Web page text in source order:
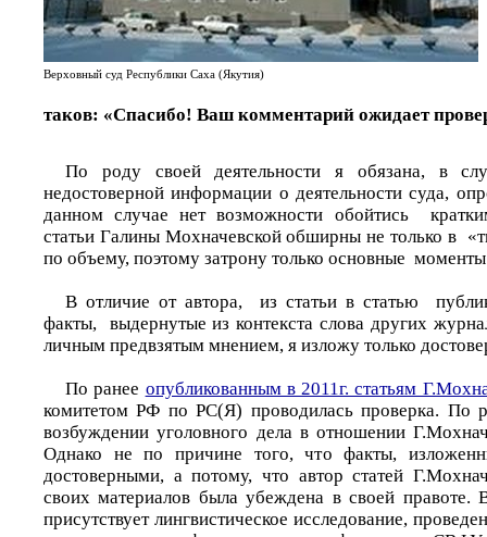
Верховный суд Республики Саха (Якутия)
таков: «Спасибо! Ваш комментарий ожидает
По роду своей деятельности я обязана, в
недостоверной информации о деятельности суда,
данном случае нет возможности обойтись
статьи Галины Мохначевской обширны не только в
по объему, поэтому затрону только основные
В отличие от автора, из статьи в статью
факты, выдернутые из контекста слова других
личным предвзятым мнением, я изложу только
По ранее опубликованным в 2011г. статьям
комитетом РФ по РС(Я) проводилась проверка. По
возбуждении уголовного дела в отношении
Однако не по причине того, что факты,
достоверными, а потому, что автор статей
своих материалов была убеждена в своей правоте.
присутствует лингвистическое исследование,